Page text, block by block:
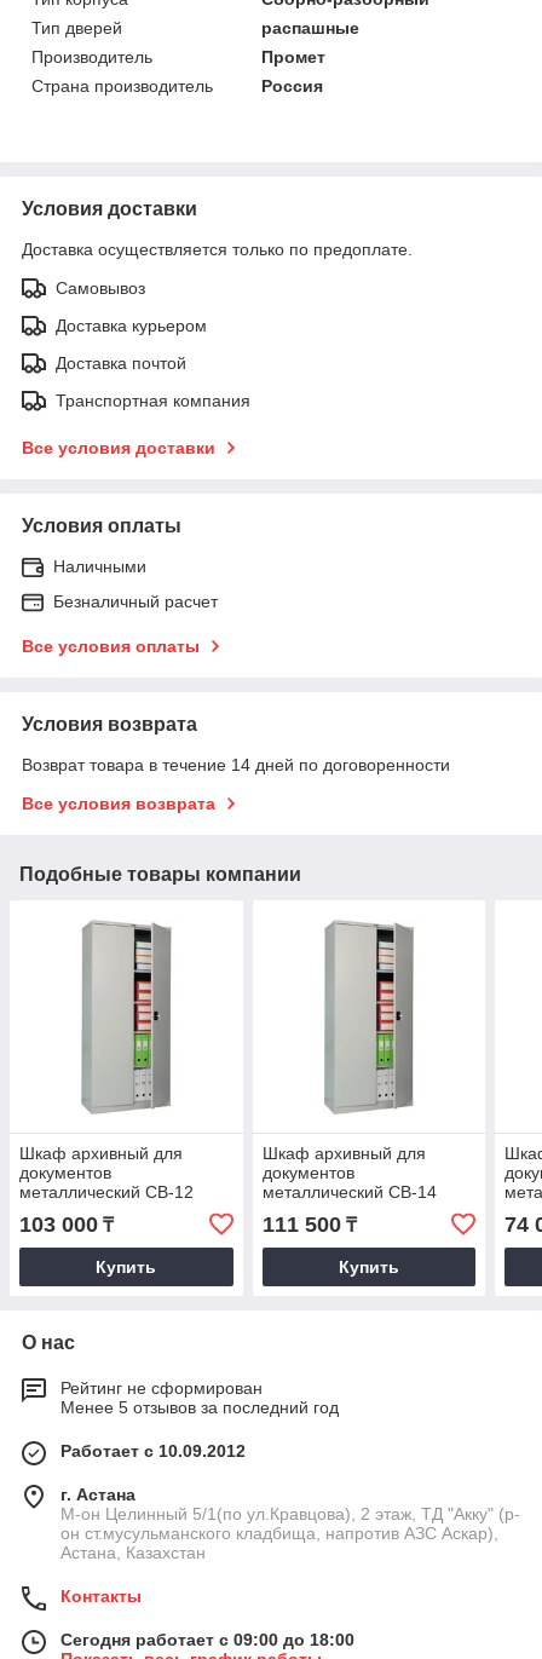
Тип дверей
распашные
Производитель
Промет
Страна производитель
Россия
Условия доставки
Доставка осуществляется только по предоплате.
Самовывоз
Доставка курьером
Доставка почтой
Транспортная компания
Все условия доставки
Условия оплаты
Наличными
Безналичный расчет
Все условия оплаты
Условия возврата
Возврат товара в течение 14 дней по договоренности
Все условия возврата
Подобные товары компании
Шкаф архивный для
документов
металлический CB-12
Практик, шкаф
металлический
103 000 ₸
Купить
Шкаф архивный для
документов
металлический CB-14
Практик, шкаф
металлический
111 500₸
Купить
74
О нас
Рейтинг не сформирован
Менее 5 отзывов за последний год
Работает с 10.09.2012
г. Астана
М-он Целинный 5/1(по ул.Кравцова), 2 этаж, ТД "Акку" (р-
он ст.мусульманского кладбища, напротив АЗС Аскар),
Астана, Казахстан
Контакты
Сегодня работает с 09:00 до 18:00